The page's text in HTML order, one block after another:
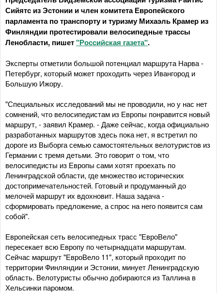
Сийятс из Эстонии и член комитета Европейского
парламента по транспорту и туризму Михаэль Крамер из
Финляндии протестировали велосипедные трассы
Ленобласти, пишет"Российская газета".
Эксперты отметили большой потенциал маршрута Нарва -
Петербург, который может проходить через Ивангород и
Большую Ижору.
"Специальных исследований мы не проводили, но у нас нет
сомнений, что велосипедистам из Европы понравится новый
маршрут, - заявил Крамер. - Даже сейчас, когда официально
разработанных маршрутов здесь пока нет, я встретил по
дороге из Выборга семью самостоятельных велотуристов из
Германии с тремя детьми. Это говорит о том, что
велосипедисты из Европы сами хотят проехать по
Ленинградской области, где множество исторических
достопримечательностей. Готовый и продуманный до
мелочей маршрут их вдохновит. Наша задача -
сформировать предложение, а спрос на него появится сам
собой".
Европейская сеть велосипедных трасс "ЕвроВело"
пересекает всю Европу по четырнадцати маршрутам.
Сейчас маршрут "ЕвроВело 11", который проходит по
территории Финляндии и Эстонии, минует Ленинградскую
область. Велотуристы обычно добираются из Таллина в
Хельсинки паромом.